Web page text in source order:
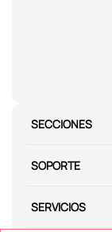
SECCIONES
SOPORTE
SERVICIOS